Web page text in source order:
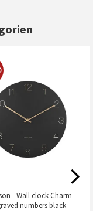
- Wall clock Charm
numbers black